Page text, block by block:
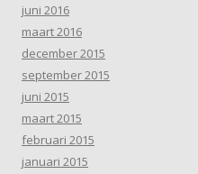
juni 2016
maart 2016
december 2015
september 2015
juni 2015
maart 2015
februari 2015
januari 2015